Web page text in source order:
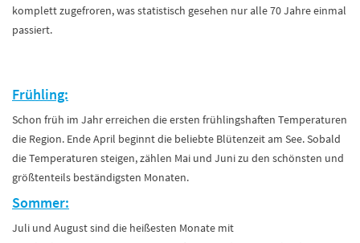
komplett zugefroren, was statistisch gesehen nur alle 70 Jahre einmal
passiert.
Frühling:
Schon früh im Jahr erreichen die ersten frühlingshaften Temperaturen
die Region. Ende April beginnt die beliebte Blütenzeit am See. Sobald
die Temperaturen steigen, zählen Mai und Juni zu den schönsten und
größtenteils beständigsten Monaten.
Sommer:
Juli und August sind die heißesten Monate mit